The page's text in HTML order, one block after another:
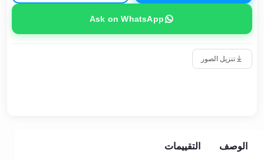
Ask on WhatsApp
تنزيل الصور
الوصف التقييمات